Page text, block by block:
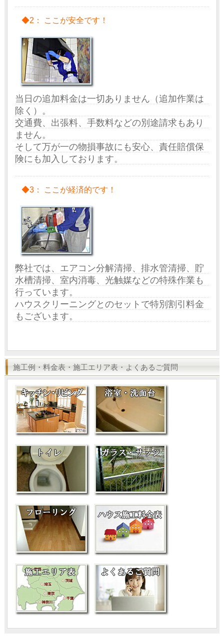
◆2： ここが安全です！
当日の追加料金は一切ありません（追加作業は
除く）。
交通費、出張料、手数料などの別途請求もあり
ません。
そして万が一の物損事故にも安心、責任賠償保
険にも加入しております。
◆3： ここが経済的です！
弊社では、エアコン分解清掃、排水管清掃、貯
水槽清掃、室内消毒、光触媒などの特殊作業も
行っています。
ハウスクリーニングとのセットで特別割引料金
もございます。
施工例・料金表・施工エリア表・よくあるご質問